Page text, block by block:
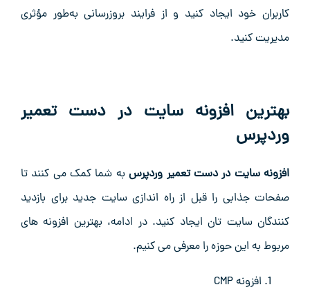
کاربران خود ایجاد کنید و از فرایند بروزرسانی به‌طور مؤثری
مدیریت کنید.
بهترین افزونه سایت در دست تعمیر
وردپرس
افزونه سایت در دست تعمیر وردپرس به شما کمک می کنند تا
صفحات جذابی را قبل از راه اندازی سایت جدید برای بازدید
کنندگان سایت ‌تان ایجاد کنید. در ادامه، بهترین افزونه‌ های
مربوط به این حوزه را معرفی می ‌کنیم.
افزونه CMP